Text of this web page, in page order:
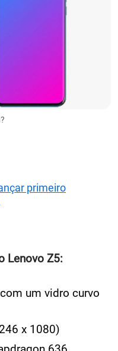
primeiro
Lenovo Z5:
um vidro curvo
x 1080)